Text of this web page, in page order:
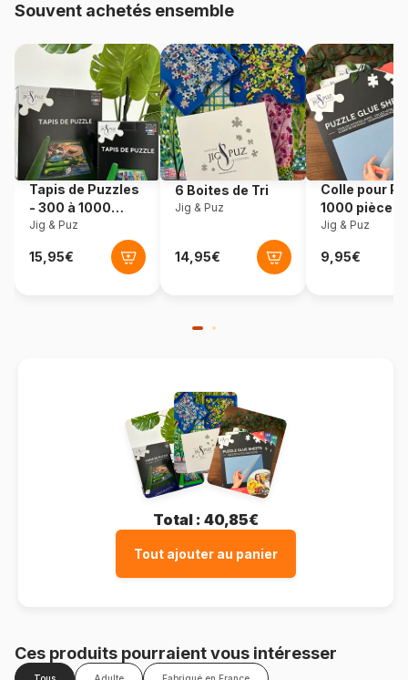
Référence Jumbo-00510
EAN 8721017602897
Nombre de pièces 1000 pièces
Dimensions 68 x 49 cm
Souvent achetés ensemble
Tapis de Puzzles
- 300 à 1000
pièces
Jig & Puz
6 Boites de Tri
Jig & Puz
Colle pour
1000 pièces
Jig & Puz
Total : 40,85€
Tout ajouter au panier
Ces produits pourraient vous intéresser